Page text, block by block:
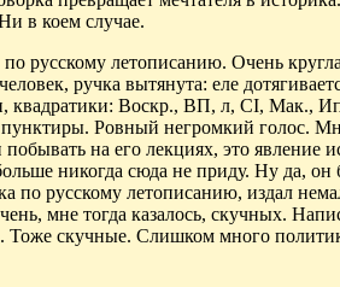
в коем случае.
русскому летописанию. Очень
ручка вытянута: еле
квадратики: Воскр., ВП, л, СI, Мак.,
Ровный негромкий голос.
побывать на его лекциях, это явление
никогда сюда не приду. Ну да,
по русскому летописанию, издал
мне тогда казалось, скучных.
Тоже скучные. Слишком много